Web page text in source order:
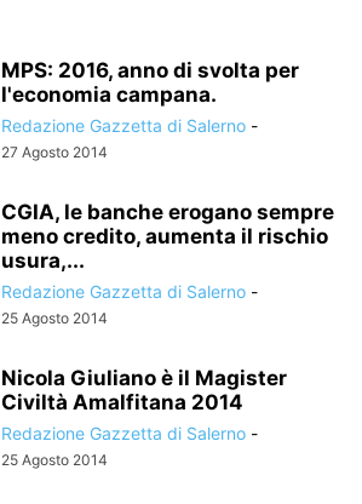
MPS: 2016, anno di svolta per
l'economia campana.
Redazione Gazzetta di Salerno -
27 Agosto 2014
CGIA, le banche erogano sempre
meno credito, aumenta il rischio
usura,...
Redazione Gazzetta di Salerno -
25 Agosto 2014
Nicola Giuliano è il Magister
Civiltà Amalfitana 2014
Redazione Gazzetta di Salerno -
25 Agosto 2014